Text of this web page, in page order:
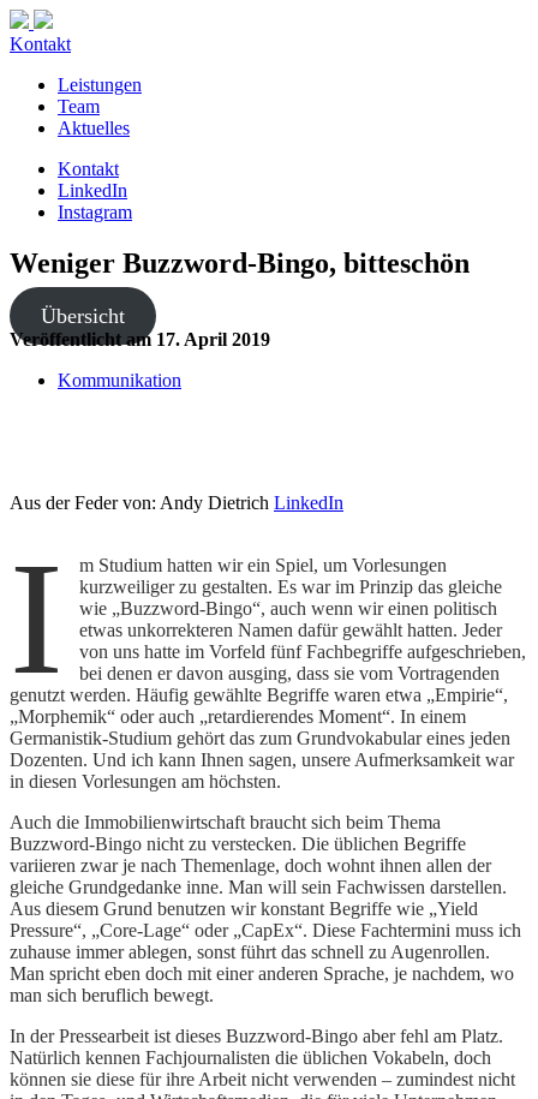
Kontakt
Leistungen
Team
Aktuelles
Kontakt
LinkedIn
Instagram
Weniger Buzzword-Bingo, bitteschön
Übersicht
Veröffentlicht am 17. April 2019
Kommunikation
Aus der Feder von: Andy Dietrich LinkedIn
I
m Studium hatten wir ein Spiel, um Vorlesungen
kurzweiliger zu gestalten. Es war im Prinzip das gleiche
wie „Buzzword-Bingo“, auch wenn wir einen politisch
etwas unkorrekteren Namen dafür gewählt hatten. Jeder
von uns hatte im Vorfeld fünf Fachbegriffe aufgeschrieben,
bei denen er davon ausging, dass sie vom Vortragenden
genutzt werden. Häufig gewählte Begriffe waren etwa „Empirie“,
„Morphemik“ oder auch „retardierendes Moment“. In einem
Germanistik-Studium gehört das zum Grundvokabular eines jeden
Dozenten. Und ich kann Ihnen sagen, unsere Aufmerksamkeit war
in diesen Vorlesungen am höchsten.
Auch die Immobilienwirtschaft braucht sich beim Thema
Buzzword-Bingo nicht zu verstecken. Die üblichen Begriffe
variieren zwar je nach Themenlage, doch wohnt ihnen allen der
gleiche Grundgedanke inne. Man will sein Fachwissen darstellen.
Aus diesem Grund benutzen wir konstant Begriffe wie „Yield
Pressure“, „Core-Lage“ oder „CapEx“. Diese Fachtermini muss ich
zuhause immer ablegen, sonst führt das schnell zu Augenrollen.
Man spricht eben doch mit einer anderen Sprache, je nachdem, wo
man sich beruflich bewegt.
In der Pressearbeit ist dieses Buzzword-Bingo aber fehl am Platz.
Natürlich kennen Fachjournalisten die üblichen Vokabeln, doch
können sie diese für ihre Arbeit nicht verwenden – zumindest nicht